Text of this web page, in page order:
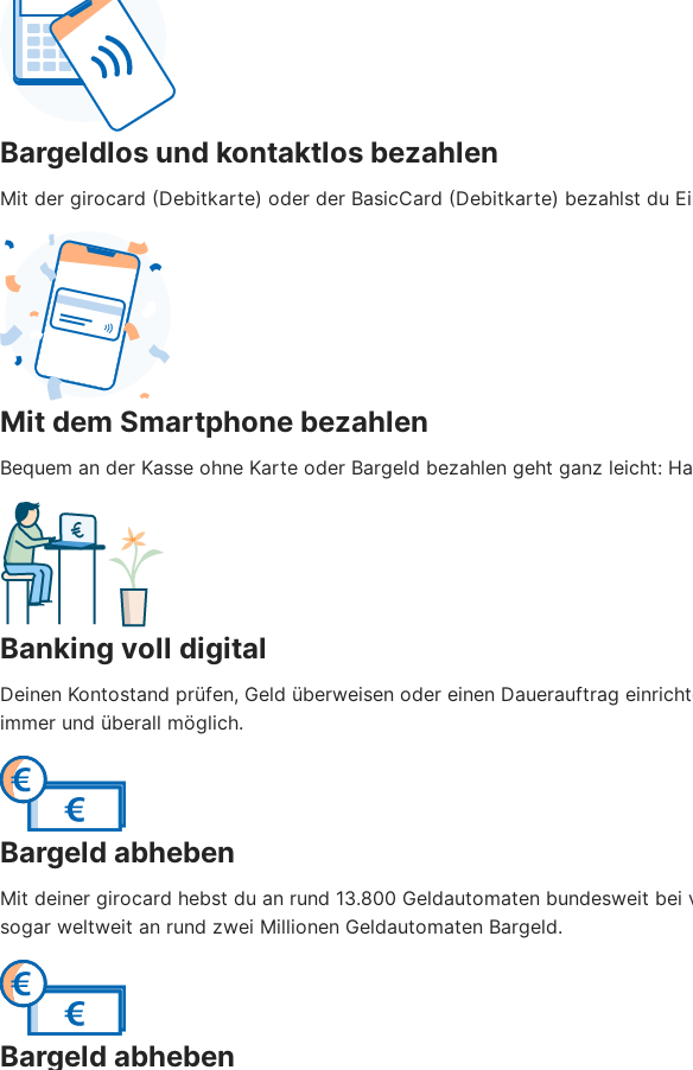
Bargeldlos und kontaktlos bezahlen
Mit der girocard (Debitkarte) oder der BasicCard (Debitkarte) bezahlst du
Mit dem Smartphone bezahlen
Bequem an der Kasse ohne Karte oder Bargeld bezahlen geht ganz leicht:
Banking voll digital
Deinen Kontostand prüfen, Geld überweisen oder einen Dauerauftrag
immer und überall möglich.
Bargeld abheben
Mit deiner girocard hebst du an rund 13.800 Geldautomaten bundesweit
sogar weltweit an rund zwei Millionen Geldautomaten Bargeld.
Bargeld abheben